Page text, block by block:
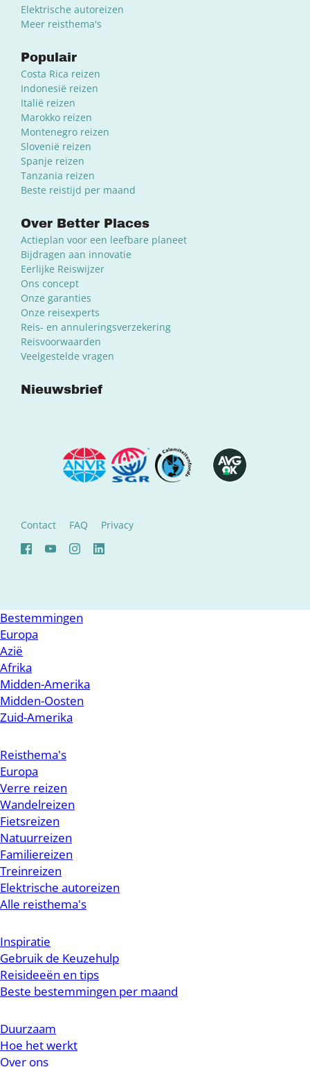
Elektrische autoreizen
Meer reisthema's
Populair
Costa Rica reizen
Indonesië reizen
Italië reizen
Marokko reizen
Montenegro reizen
Slovenië reizen
Spanje reizen
Tanzania reizen
Beste reistijd per maand
Over Better Places
Actieplan voor een leefbare planeet
Bijdragen aan innovatie
Eerlijke Reiswijzer
Ons concept
Onze garanties
Onze reisexperts
Reis- en annuleringsverzekering
Reisvoorwaarden
Veelgestelde vragen
Nieuwsbrief
Contact FAQ Privacy
Bestemmingen
Europa
Azië
Afrika
Midden-Amerika
Midden-Oosten
Zuid-Amerika
Reisthema's
Europa
Verre reizen
Wandelreizen
Fietsreizen
Natuurreizen
Familiereizen
Treinreizen
Elektrische autoreizen
Alle reisthema's
Inspiratie
Gebruik de Keuzehulp
Reisideeën en tips
Beste bestemmingen per maand
Duurzaam
Hoe het werkt
Over ons